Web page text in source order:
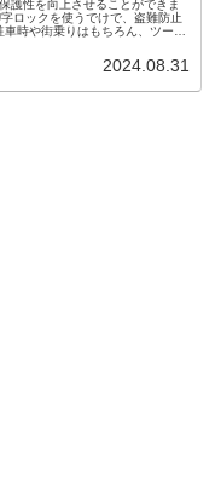
護性を向上させることができま
ロックを使うでけで、盗難防止
時や街乗りはもちろん、ツーリ
のロックの選び方とおすすめ３
2024.08.31